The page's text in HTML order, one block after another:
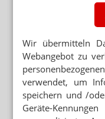
Wir übermitteln
Webangebot zu
verwendet, um
speichern und /
Geräte-
ZELL- UND
Merck: Milliarden-
beflügeln
Notdienst-